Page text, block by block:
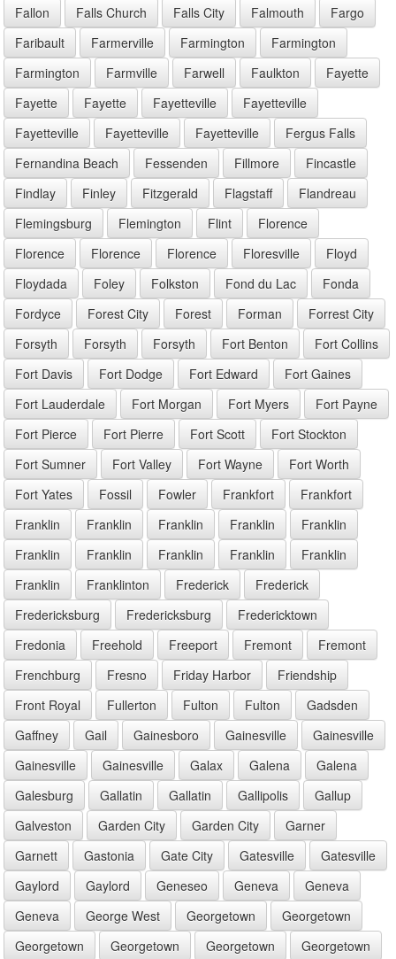
Fallon Falls Church Falls City Falmouth
Fargo
Faribault
Farmerville Farmington
Farmington
Farmington
Farmville Farwell Faulkton
Fayette
Fayette
Fayette Fayetteville
Fayetteville
Fayetteville
Fayetteville Fayetteville
Fergus Falls
Fernandina Beach
Fessenden Fillmore
Fincastle
Findlay
Finley Fitzgerald Flagstaff
Flandreau
Flemingsburg
Flemington Flint
Florence
Florence
Florence Florence Floresville
Floyd
Floydada
Foley Folkston Fond du Lac
Fonda
Fordyce
Forest City Forest Forman
Forrest City
Forsyth
Forsyth Forsyth Fort Benton
Fort Collins
Fort Davis
Fort Dodge Fort Edward
Fort Gaines
Fort Lauderdale
Fort Morgan Fort Myers
Fort Payne
Fort Pierce
Fort Pierre Fort Scott
Fort Stockton
Fort Sumner
Fort Valley Fort Wayne
Fort Worth
Fort Yates
Fossil Fowler Frankfort
Frankfort
Franklin
Franklin Franklin Franklin
Franklin
Franklin
Franklin Franklin Franklin
Franklin
Franklin
Franklinton Frederick
Frederick
Fredericksburg
Fredericksburg
Fredericktown
Fredonia
Freehold Freeport Fremont
Fremont
Frenchburg
Fresno Friday Harbor
Friendship
Front Royal
Fullerton Fulton Fulton
Gadsden
Gaffney
Gail Gainesboro Gainesville
Gainesville
Gainesville
Gainesville Galax Galena
Galena
Galesburg
Gallatin Gallatin Gallipolis
Gallup
Galveston
Garden City Garden City
Garner
Garnett
Gastonia Gate City Gatesville
Gatesville
Gaylord
Gaylord Geneseo Geneva
Geneva
Geneva
George West Georgetown
Georgetown
Georgetown
Georgetown Georgetown
Georgetown